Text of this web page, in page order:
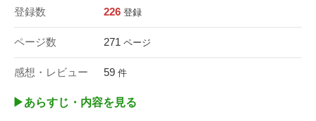
登録数 226 登録
ページ数 271 ページ
感想・レビュー 59 件
▶︎あらすじ・内容を見る